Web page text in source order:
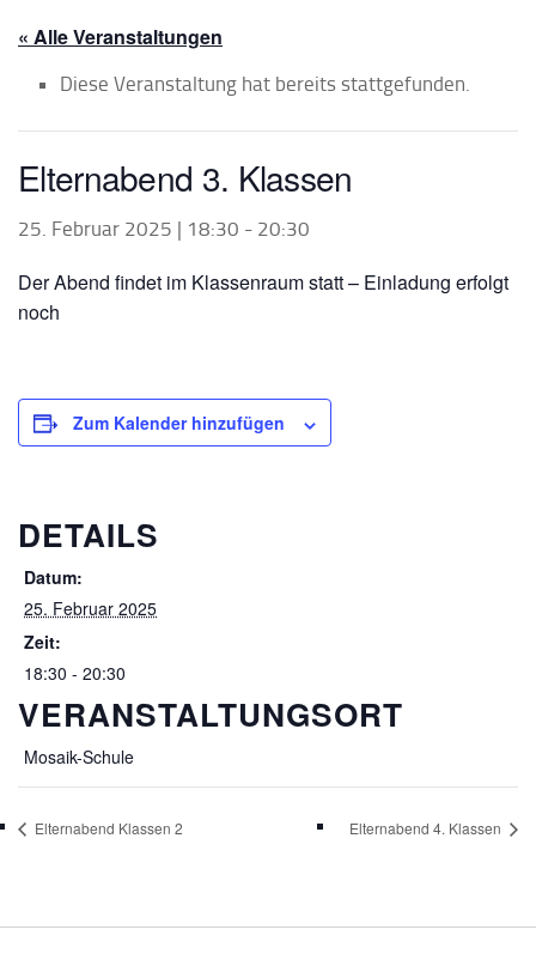
« Alle Veranstaltungen
Diese Veranstaltung hat bereits stattgefunden.
Elternabend 3. Klassen
25. Februar 2025 | 18:30 - 20:30
Der Abend findet im Klassenraum statt – Einladung erfolgt
noch
Zum Kalender hinzufügen
DETAILS
Datum:
25. Februar 2025
Zeit:
18:30 - 20:30
VERANSTALTUNGSORT
Mosaik-Schule
Elternabend Klassen 2 Elternabend 4. Klassen